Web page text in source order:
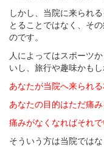
しかし、当院に来られ
とることではなく、そ
のです。
人によってはスポーツ
いし、旅行や趣味かもし
あなたが当院へ来られ
あなたの目的はただ痛
痛みがなくなればそれ
そういう方は当院では